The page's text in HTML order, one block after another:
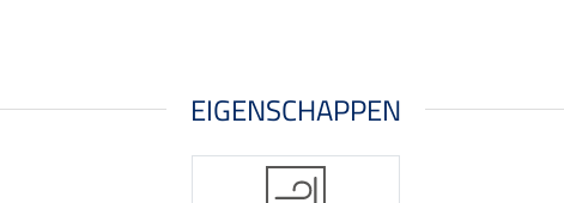
EIGENSCHAPPEN